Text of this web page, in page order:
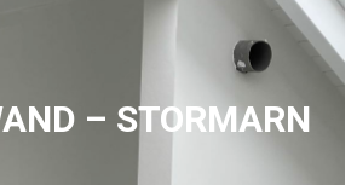
– STORMARN